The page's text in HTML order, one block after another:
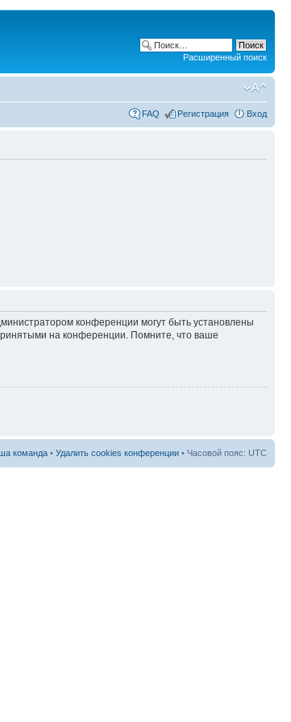
Расширенный поиск
FAQ Регистрация Вход
конференции могут быть установлены
на конференции. Помните, что ваше
команда • Удалить cookies конференции • Часовой пояс: UTC